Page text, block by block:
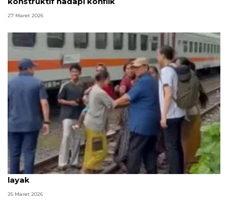
27 Maret 2026
Prabowo tinjau bantaran rel Senen, siapkan hunian
layak
26 Maret 2026